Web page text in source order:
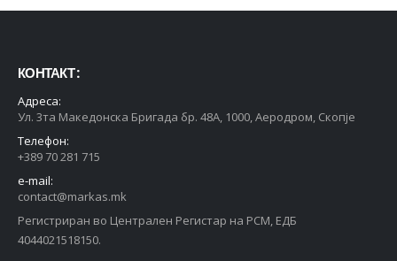
КОНТАКТ :
Адреса:
Ул. 3та Македонска Бригада бр. 48А, 1000, Аеродром, Скопје
Телефон:
+389 70 281 715
e-mail:
contact@markas.mk
Регистриран во Централен Регистар на РСМ, ЕДБ
4044021518150.